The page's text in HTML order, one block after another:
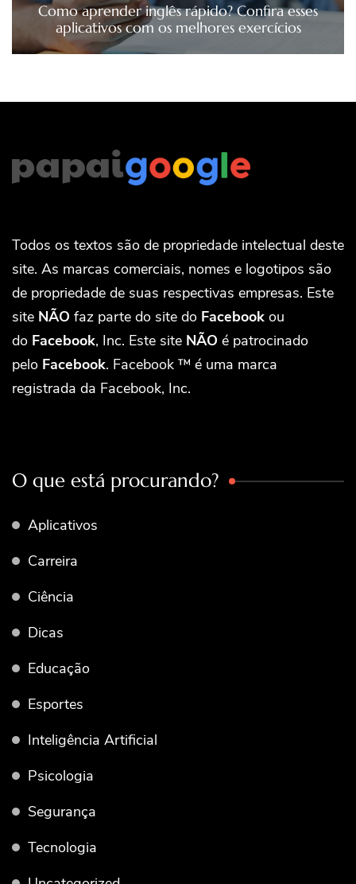
Como aprender inglês rápido? Confira esses
aplicativos com os melhores exercícios
Todos os textos são de propriedade intelectual deste
site. As marcas comerciais, nomes e logotipos são
de propriedade de suas respectivas empresas. Este
site NÃO faz parte do site do Facebook ou
do Facebook, Inc. Este site NÃO é patrocinado
pelo Facebook. Facebook ™ é uma marca
registrada da Facebook, Inc.
O que está procurando?
Aplicativos
Carreira
Ciência
Dicas
Educação
Esportes
Inteligência Artificial
Psicologia
Segurança
Tecnologia